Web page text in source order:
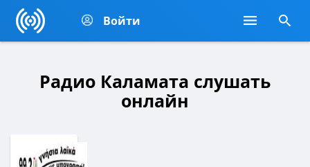
Войти
Радио Каламата слушать
онлайн